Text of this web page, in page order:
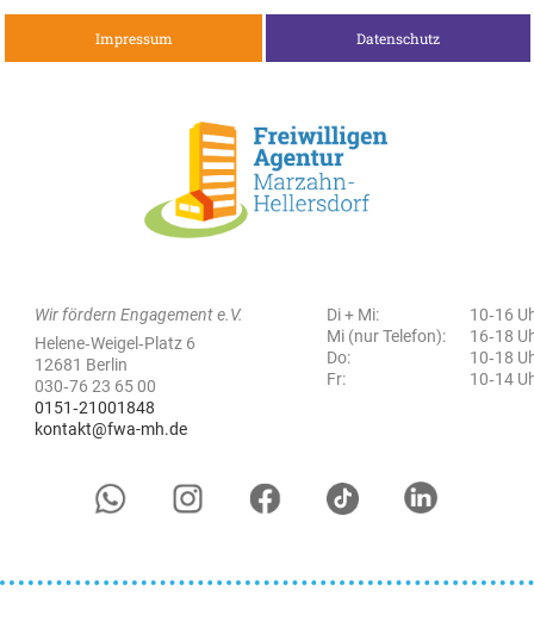
Impressum Datenschutz
Wir fördern Engagement e.V.
Helene‑Weigel‑Platz 6
12681 Berlin
030‑76 23 65 00
0151‑21001848
kontakt@fwa-mh.de
Di + Mi:
10‑16
Mi (nur Telefon):
16‑18
Do:
10‑18
Fr:
10‑14